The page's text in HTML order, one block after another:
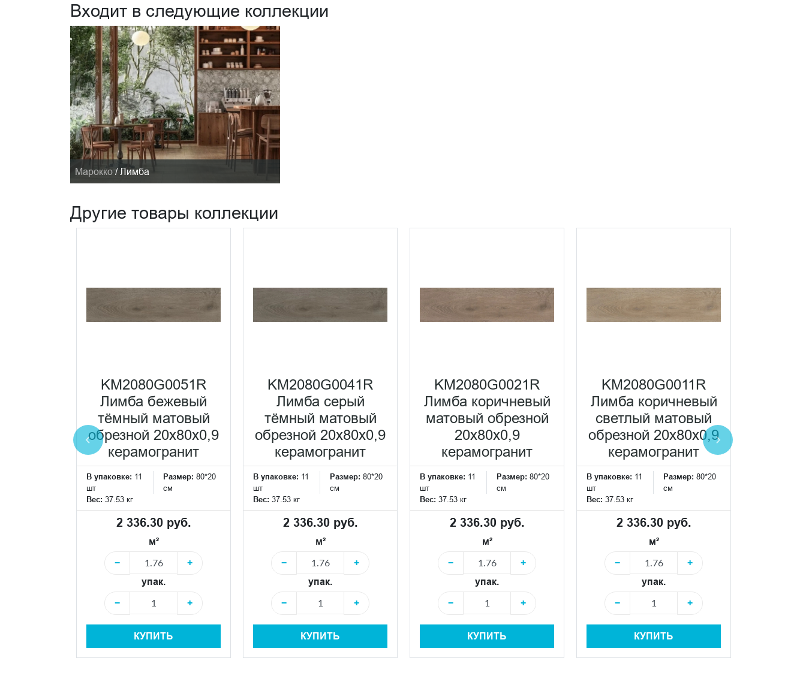
Входит в следующие коллекции
Марокко / Лимба
Другие товары коллекции
KM2080G0051R
Лимба бежевый
тёмный матовый
обрезной 20x80x0,9
керамогранит
В упаковке: 11
шт
Размер: 80*20
см
Вес: 37.53 кг
2 336.30 руб.
м²
−
+
упак.
−
+
КУПИТЬ
KM2080G0041R
Лимба серый
тёмный матовый
обрезной 20x80x0,9
керамогранит
В упаковке: 11
шт
Размер: 80*20
см
Вес: 37.53 кг
2 336.30 руб.
м²
−
+
упак.
−
+
КУПИТЬ
KM2080G0021R
Лимба коричневый
матовый обрезной
20x80x0,9
керамогранит
В упаковке: 11
шт
Размер: 80*20
см
Вес: 37.53 кг
2 336.30 руб.
м²
−
+
упак.
−
+
КУПИТЬ
KM2080G0011R
Лимба коричневый
светлый матовый
обрезной 20x80x0,9
керамогранит
В упаковке: 11
шт
Размер: 80*20
см
Вес: 37.53 кг
2 336.30 руб.
м²
−
+
упак.
−
+
КУПИТЬ